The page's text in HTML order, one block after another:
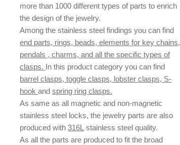
more than 1000 different types of parts to enrich
the design of the jewelry.
Among the stainless steel findings you can find
end parts, rings, beads, elements for key chains,
pendals , charms, and all the specific types of
clasps. In this product category you can find
barrel clasps, toggle clasps, lobster clasps, S-
hookandspring ring clasps.
As same as all magnetic and non-magnetic
stainless steel locks, the jewelry parts are also
produced with316L stainless steel quality.
As all the parts are produced to fit the broad